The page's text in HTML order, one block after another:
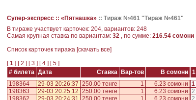
Супер-экспресс :: «Пятнашка» :: Тираж №461 "Тираж №461"
В тираже участвует карточек: 204, вариантов: 248
Самая крупная ставка по вариантам: 32 , по сумме: 216.54 сомони
Cписок карточек тиража [скачать все]
[1 ] [2 ] [3 ] [4 ] [5 ]
# билета Дата Ставка Вар-тов В сомони 1
198364
29-03 20:26:37 250.00 тенге 1 6.23 сомони 1
198363
29-03 20:25:12 250.00 тенге 1 6.23 сомони 2
198362
29-03 20:24:31 250.00 тенге 1 6.23 сомони 2